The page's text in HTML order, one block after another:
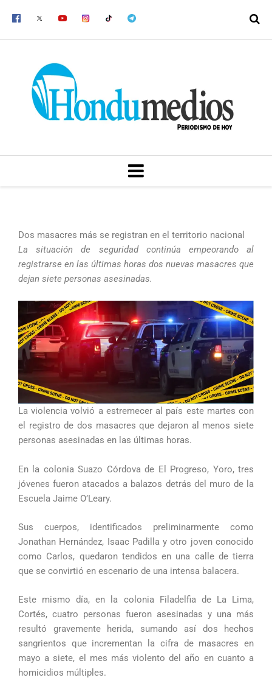
MENU
Dos masacres más se registran en el territorio nacional
La situación de seguridad continúa empeorando al
registrarse en las últimas horas dos nuevas masacres que
dejan siete personas asesinadas.
La violencia volvió a estremecer al país este martes con
el registro de dos masacres que dejaron al menos siete
personas asesinadas en las últimas horas.
En la colonia Suazo Córdova de El Progreso, Yoro, tres
jóvenes fueron atacados a balazos detrás del muro de la
Escuela Jaime O’Leary.
Sus cuerpos, identificados preliminarmente como
Jonathan Hernández, Isaac Padilla y otro joven conocido
como Carlos, quedaron tendidos en una calle de tierra
que se convirtió en escenario de una intensa balacera.
Este mismo día, en la colonia Filadelfia de La Lima,
Cortés, cuatro personas fueron asesinadas y una más
resultó gravemente herida, sumando así dos hechos
sangrientos que incrementan la cifra de masacres en
mayo a siete, el mes más violento del año en cuanto a
homicidios múltiples.